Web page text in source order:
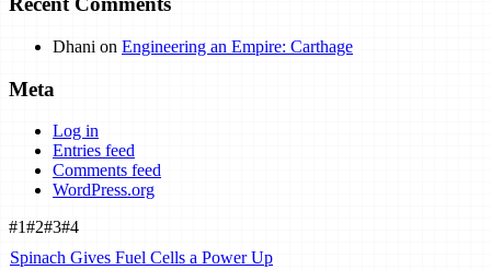
Dhani on Engineering an Empire: Carthage
Meta
Log in
Entries feed
Comments feed
WordPress.org
#1#2#3#4
Spinach Gives Fuel Cells a Power Up